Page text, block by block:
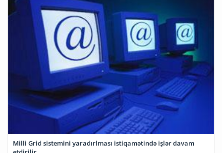
Milli Grid sistemini yaradırlması istiqamətində işlər davam